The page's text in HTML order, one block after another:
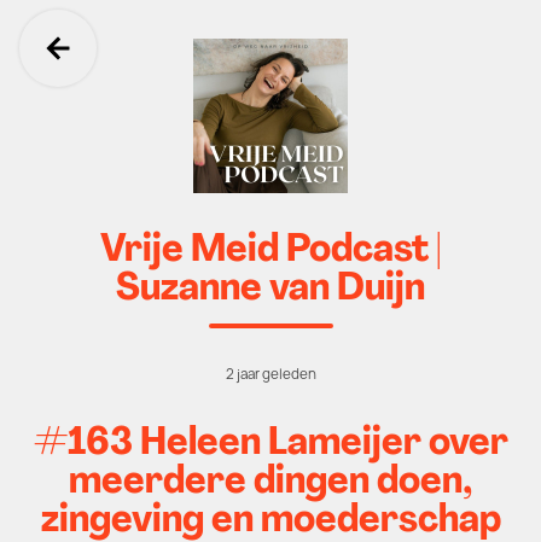
Ga terug
Vrije Meid Podcast |
Suzanne van Duijn
2 jaar geleden
#163 Heleen Lameijer over
meerdere dingen doen,
zingeving en moederschap